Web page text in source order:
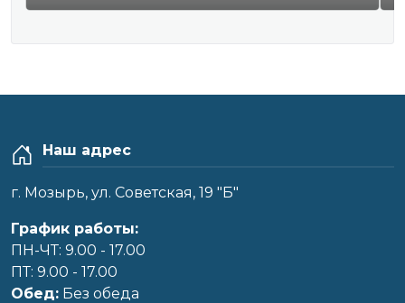
Наш адрес
г. Мозырь, ул. Советская, 19 "Б"
График работы:
ПН-ЧТ: 9.00 - 17.00
ПТ: 9.00 - 17.00
Обед: Без обеда